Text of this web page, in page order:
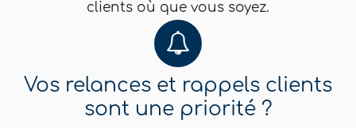
clients où que vous soyez.
Vos relances et rappels clients
sont une priorité ?